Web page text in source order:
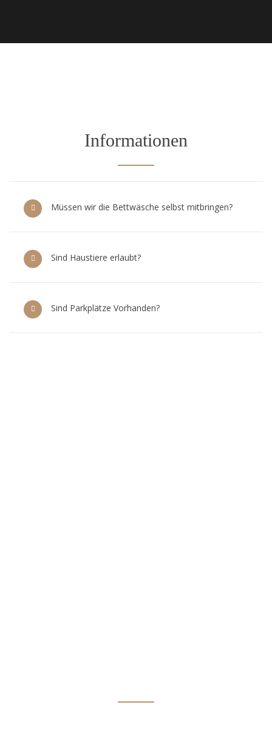
Informationen
Müssen wir die Bettwäsche selbst mitbringen?
Sind Haustiere erlaubt?
Sind Parkplätze Vorhanden?